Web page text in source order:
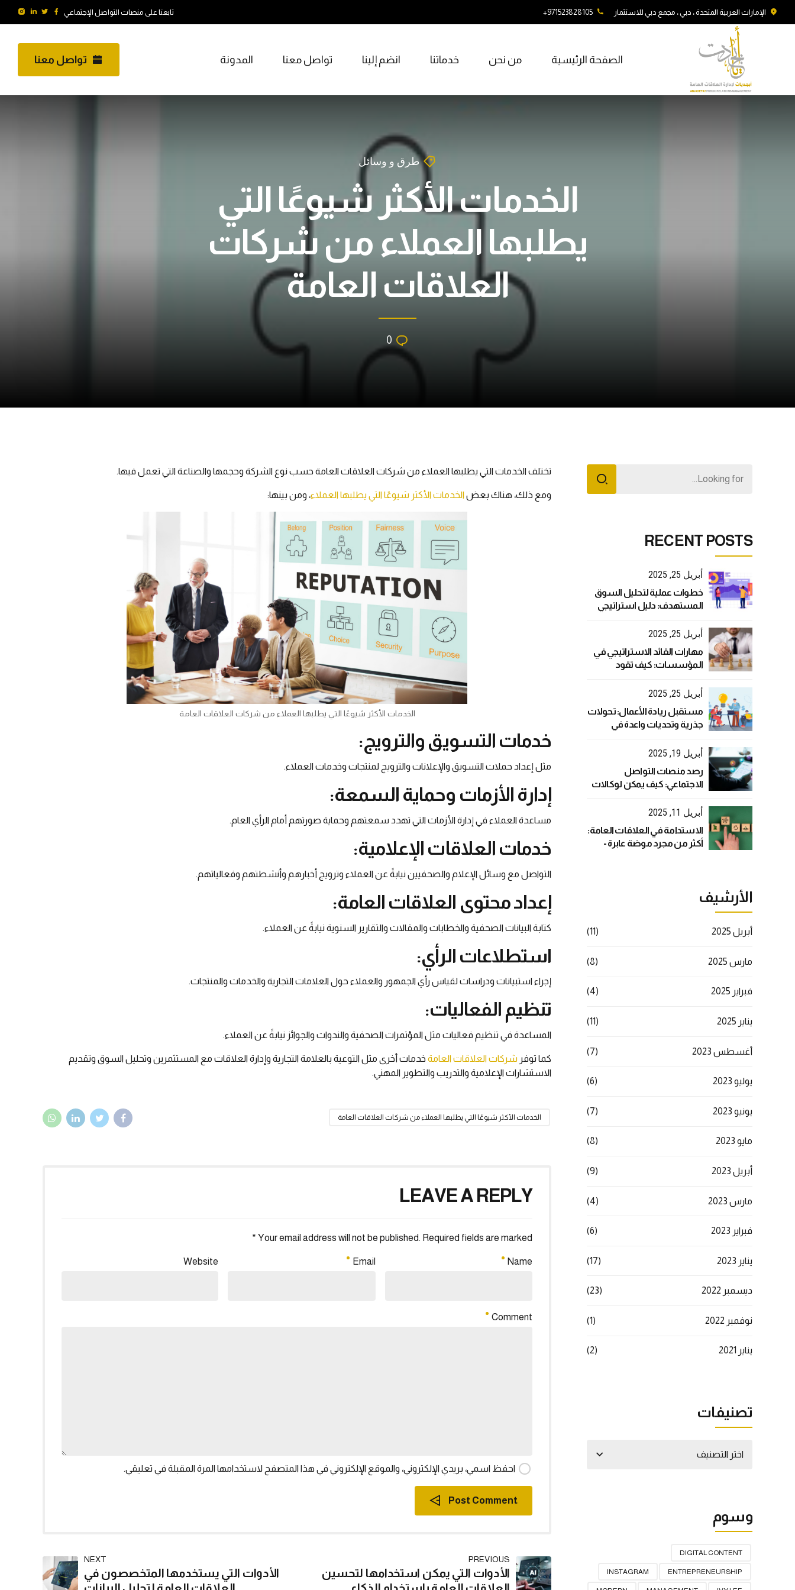
الإمارات العربية المتحدة ، دبي ، مجمع دبي للاستثمار 971523828105+ تابعنا على منصات التواصل الإجتماعي
تواصل معنا الصفحة الرئيسية من نحن خدماتنا انضم إلينا تواصل معنا المدونة
طرق و وسائل
الخدمات الأكثر شيوعًا التي
يطلبها العملاء من شركات
العلاقات العامة
0
تختلف الخدمات التي يطلبها العملاء من شركات العلاقات العامة حسب نوع الشركة وحجمها والصناعة التي تعمل فيها.
ومع ذلك، هناك بعضالخدمات الأكثر شيوعًا التي يطلبها العملاء، ومن بينها:
الخدمات الأكثر شيوعًا التي يطلبها العملاء من شركات العلاقات العامة
خدمات التسويق والترويج:
مثل إعداد حملات التسويق والإعلانات والترويج لمنتجات وخدمات العملاء.
إدارة الأزمات وحماية السمعة:
مساعدة العملاء في إدارة الأزمات التي تهدد سمعتهم وحماية صورتهم أمام الرأي العام.
خدمات العلاقات الإعلامية:
التواصل مع وسائل الإعلام والصحفيين نيابةً عن العملاء وترويج أخبارهم وأنشطتهم وفعالياتهم.
إعداد محتوى العلاقات العامة:
كتابة البيانات الصحفية والخطابات والمقالات والتقارير السنوية نيابةً عن العملاء.
استطلاعات الرأي:
إجراء استبيانات ودراسات لقياس رأي الجمهور والعملاء حول العلامات التجارية والخدمات والمنتجات.
تنظيم الفعاليات:
المساعدة في تنظيم فعاليات مثل المؤتمرات الصحفية والندوات والجوائز نيابةً عن العملاء.
كما توفر شركات العلاقات العامة خدمات أخرى مثل التوعية بالعلامة التجارية وإدارة العلاقات مع المستثمرين وتحليل السوق وتقديم
الاستشارات الإعلامية والتدريب والتطوير المهني.
الخدمات الأكثر شيوعًا التي يطلبها العملاء من شركات العلاقات العامة
LEAVE A REPLY
Your email address will not be published. Required fields are marked *
Comment
Name
Email
Website
احفظ اسمي، بريدي الإلكتروني، والموقع الإلكتروني في هذا المتصفح لاستخدامها المرة المقبلة في تعليقي.
Post Comment
PREVIOUS
الأدوات التي يمكن استخدامها لتحسين
NEXT
الأدوات التي يستخدمها المتخصصون في
RECENT POSTS
أبريل 25, 2025
خطوات عملية لتحليل السوق
المستهدف: دليل استراتيجي
أبريل 25, 2025
مهارات القائد الاستراتيجي في
المؤسسات: كيف تقود
أبريل 25, 2025
مستقبل ريادة الأعمال: تحولات
جذرية وتحديات واعدة في
أبريل 19, 2025
رصد منصات التواصل
الاجتماعي: كيف يمكن لوكالات
بفعالية؟
أبريل 11, 2025
الاستدامة في العلاقات العامة:
أكثر من مجرد موضة عابرة -
الأرشيف
أبريل 2025 (11)
مارس 2025 (8)
فبراير 2025 (4)
يناير 2025 (11)
أغسطس 2023 (7)
يوليو 2023 (6)
يونيو 2023 (7)
مايو 2023 (8)
أبريل 2023 (9)
مارس 2023 (4)
فبراير 2023 (6)
يناير 2023 (17)
ديسمبر 2022 (23)
نوفمبر 2022 (1)
يناير 2021 (2)
تصنيفات
اختر التصنيف
وسوم
DIGITAL CONTENT
ENTREPRENEURSHIP
INSTAGRAM